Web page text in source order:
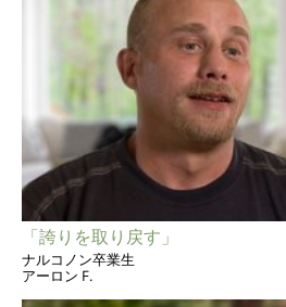
「誇りを取り戻す」
ナルコノン卒業生
アーロン F.